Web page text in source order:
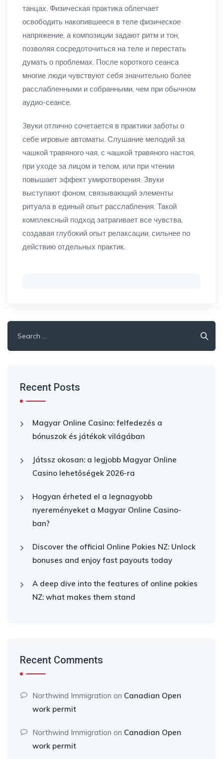
танцах. Физическая практика облегчает
освободить накопившееся в теле физическое
напряжение, а композиции задают ритм и тон,
позволяя сосредоточиться на теле и перестать
думать о проблемах. После короткого сеанса
многие люди чувствуют себя значительно более
расслабленными и собранными, чем при обычном
аудио-сеансе.
Звуки отлично сочетается в практики заботы о
себе игровые автоматы. Слушание мелодий за
чашкой травяного чая, с чашкой травяного настоя,
при уходе за лицом и телом, или при чтении
повышает эффект умиротворения. Звуки
выступают фоном, связывающий элементы
ритуала в единый опыт расслабления. Такой
комплексный подход затрагивает все чувства,
создавая глубокий опыт релаксации, сильнее по
действию отдельных практик.
for:
Recent Posts
Magyar Online Casino: felfedezés a
bónuszok és játékok világában
Játssz okosan: a legjobb Magyar Online
Casino lehetőségek 2026-ra
Hogyan érheted el a legnagyobb
nyereményeket a Magyar Online Casino-
ban?
Discover the official Online Pokies NZ: Unlock
bonuses and enjoy fast payouts today
A deep dive into the features of online pokies
NZ: what makes them stand
Recent Comments
Northwind Immigration on Canadian Open
work permit
Northwind Immigration on Canadian Open
work permit